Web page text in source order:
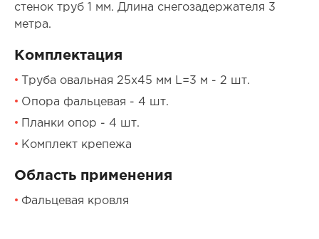
стенок труб 1 мм. Длина снегозадержателя 3
метра.
Комплектация
Труба овальная 25х45 мм L=3 м - 2 шт.
Опора фальцевая - 4 шт.
Планки опор - 4 шт.
Комплект крепежа
Область применения
Фальцевая кровля